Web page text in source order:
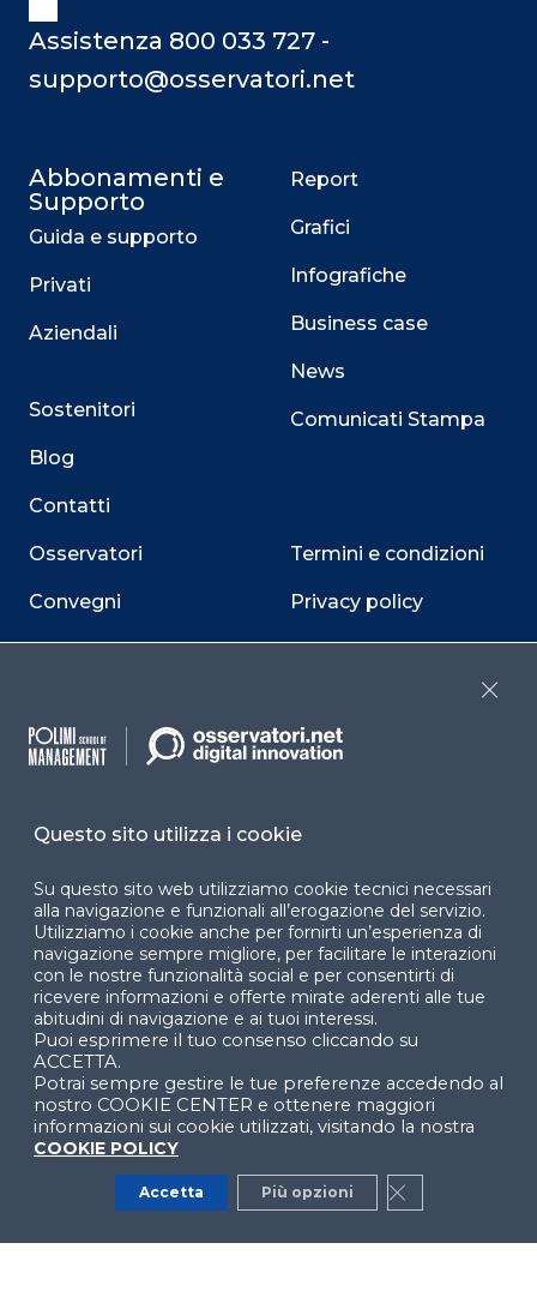
Assistenza 800 033 727 -
supporto@osservatori.net
Abbonamenti e
Supporto
Guida e supporto
Privati
Aziendali
Sostenitori
Blog
Contatti
Osservatori
Convegni
Webinar
Report
Grafici
Infografiche
Business case
News
Comunicati Stampa
Termini e condizioni
Privacy policy
Cookie policy
Dichiarazione di
Cookie Center
Facebook LinkedIn
YouTube X
di Ingegneria Gestionale
Questo sito utilizza i cookie
Su questo sito web utilizziamo cookie tecnici necessari
alla navigazione e funzionali all’erogazione del servizio.
Utilizziamo i cookie anche per fornirti un’esperienza di
navigazione sempre migliore, per facilitare le interazioni
con le nostre funzionalità social e per consentirti di
ricevere informazioni e offerte mirate aderenti alle tue
abitudini di navigazione e ai tuoi interessi.
Puoi esprimere il tuo consenso cliccando su
ACCETTA.
Potrai sempre gestire le tue preferenze accedendo al
nostro COOKIE CENTER e ottenere maggiori
informazioni sui cookie utilizzati, visitando la nostra
COOKIE POLICY
Accetta Più opzioni Close GDPR